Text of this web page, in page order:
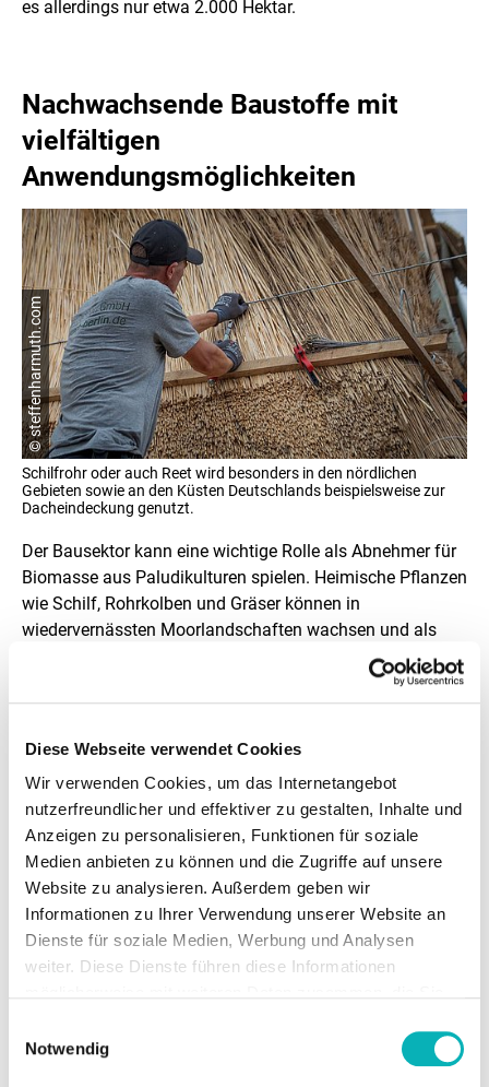
Diese Webseite verwendet Cookies
Wir verwenden Cookies, um das Internetangebot
nutzerfreundlicher und effektiver zu gestalten, Inhalte und
Anzeigen zu personalisieren, Funktionen für soziale
Medien anbieten zu können und die Zugriffe auf unsere
Website zu analysieren. Außerdem geben wir
Informationen zu Ihrer Verwendung unserer Website an
Dienste für soziale Medien, Werbung und Analysen
weiter. Diese Dienste führen diese Informationen
Nutzung der Dienste gesammelt haben.
Notwendig
es allerdings nur etwa 2.000 Hektar.
Nachwachsende Baustoffe mit
vielfältigen
Anwendungsmöglichkeiten
© steffenharmuth.com
Schilfrohr oder auch Reet wird besonders in den nördlichen
Gebieten sowie an den Küsten Deutschlands beispielsweise zur
Dacheindeckung genutzt.
Der Bausektor kann eine wichtige Rolle als Abnehmer für
Biomasse aus Paludikulturen spielen. Heimische Pflanzen
wie Schilf, Rohrkolben und Gräser können in
wiedervernässten Moorlandschaften wachsen und als
nachhaltige Baustoffe eingesetzt werden. Der während
der Wachstumsphase gebundene Kohlenstoff kann
außerdem langfristig in Gebäuden gespeichert werden.
als Dämmmaterial, für Reetdächer und als Sichtschutz.
Innovative Baustoffe aus Rohrkolben können als
Füllmaterial in Lehmputz, als Dämmplatten oder auch für
den Innenausbau verwendet werden. Die besondere
Struktur der Blätter aus Schwamm- und Stützgewebe
führt zu einer guten Dämmwirkung und guten
Trageeigenschaften. Diese Baustoffe sind durch ihre
energiearme und ökologische Herstellung
umweltfreundlicher als mineralische oder synthetische